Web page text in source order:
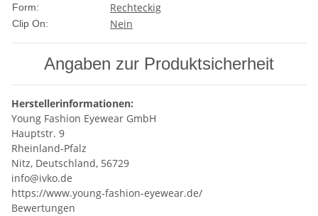
Form: Rechteckig
Clip On: Nein
Angaben zur Produktsicherheit
Herstellerinformationen:
Young Fashion Eyewear GmbH
Hauptstr. 9
Rheinland-Pfalz
Nitz, Deutschland, 56729
info@ivko.de
https://www.young-fashion-eyewear.de/
Bewertungen